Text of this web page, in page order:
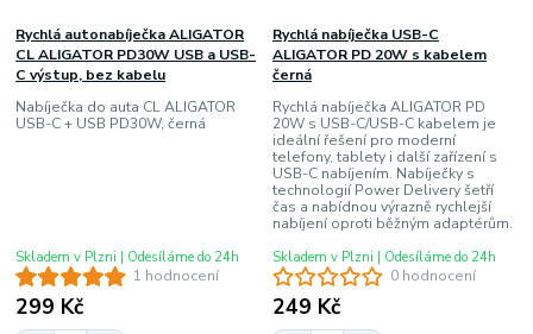
1 hodnocení
Rychlá autonabíječka ALIGATOR
CL ALIGATOR PD30W USB a USB-
C výstup, bez kabelu
Nabíječka do auta CL ALIGATOR
USB-C + USB PD30W, černá
299 Kč
Skladem v Plzni | Odesíláme do 24h
0 hodnocení
Rychlá nabíječka USB-C
ALIGATOR PD 20W s kabelem
černá
Rychlá nabíječka ALIGATOR PD
20W s USB-C/USB-C kabelem je
ideální řešení pro moderní
telefony, tablety i další zařízení s
USB-C nabíjením. Nabíječky s
technologií Power Delivery šetří
čas a nabídnou výrazně rychlejší
nabíjení oproti běžným adaptérům.
249 Kč
Skladem v Plzni | Odesíláme do 24h